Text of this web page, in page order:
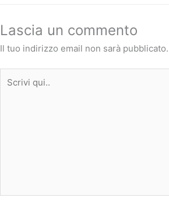
Lascia un commento
Il tuo indirizzo email non sarà pubblicato.
qui..